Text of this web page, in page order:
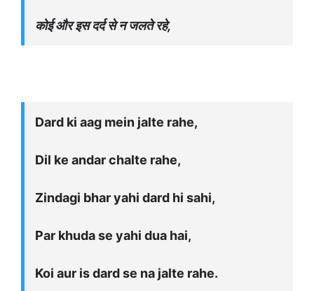
कोई और इस दर्द से न जलते रहे,
Dard ki aag mein jalte rahe,
Dil ke andar chalte rahe,
Zindagi bhar yahi dard hi sahi,
Par khuda se yahi dua hai,
Koi aur is dard se na jalte rahe.